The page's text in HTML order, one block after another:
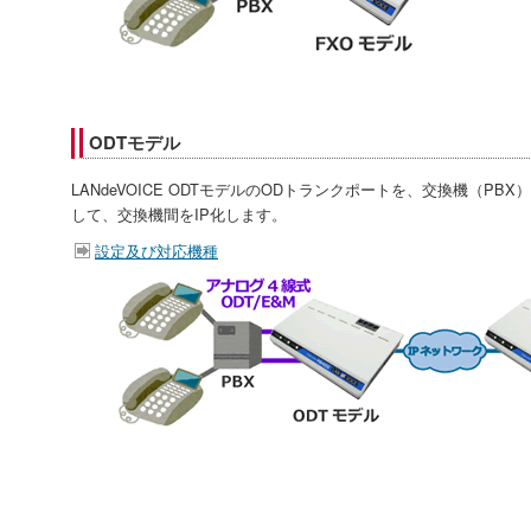
ODTモデル
LANdeVOICE ODTモデルのODトランクポートを、交換機（PBX
して、交換機間をIP化します。
設定及び対応機種